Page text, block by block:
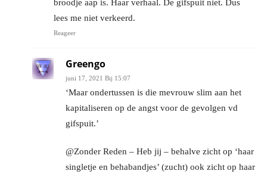
broodje aap is. Haar verhaal. De gifspuit niet. Dus
lees me niet verkeerd.
Reageer
Greengo
juni 17, 2021 Bij 15:07
‘Maar ondertussen is die mevrouw slim aan het
kapitaliseren op de angst voor de gevolgen vd
gifspuit.’
@Zonder Reden – Heb jij – behalve zicht op ‘haar
singletje en behabandjes’ (zucht) ook zicht op haar